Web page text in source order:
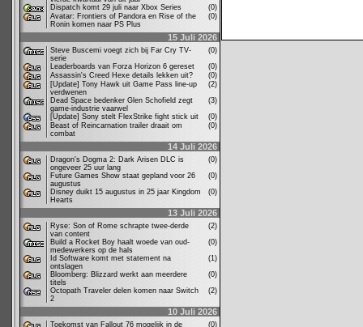
Dispatch komt 29 juli naar Xbox Series
(0)
Avatar: Frontiers of Pandora en Rise of the
Ronin komen naar PS Plus
(0)
15 Juli 2026
Steve Buscemi voegt zich bij Far Cry TV-
serie
(0)
Leaderboards van Forza Horizon 6 gereset
(0)
Assassin's Creed Hexe details lekken uit?
(0)
[Update] Tony Hawk uit Game Pass line-up
verdwenen
(2)
Dead Space bedenker Glen Schofield zegt
game-industrie vaarwel
(3)
[Update] Sony stelt FlexStrike fight stick uit
(0)
Beast of Reincarnation trailer draait om
combat
(0)
14 Juli 2026
Dragon's Dogma 2: Dark Arisen DLC is
ongeveer 25 uur lang
(0)
Future Games Show staat gepland voor 26
augustus
(0)
Disney duikt 15 augustus in 25 jaar Kingdom
Hearts
(0)
13 Juli 2026
Ryse: Son of Rome schrapte twee-derde
van content
(2)
Build a Rocket Boy haalt woede van oud-
medewerkers op de hals
(0)
Id Software komt met statement na
ontslagen
(1)
Bloomberg: Blizzard werkt aan meerdere
titels
(0)
Octopath Traveler delen komen naar Switch
2
(2)
10 Juli 2026
Toekomst van Fallout 76 mogelijk in de (0)